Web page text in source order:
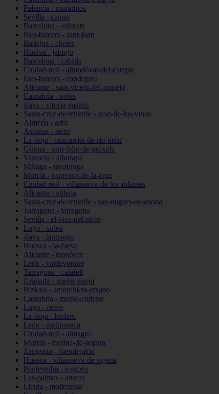
Palencia - moratinos
Sevilla - camas
Barcelona - subirats
Illes-balears - sant-joan
Badajoz - cheles
Huelva - jabugo
Barcelona - cabrils
Ciudad-real - almodóvar-del-campo
Illes-balears - capdepera
Alicante - sant-vicent-del-raspeig
Cantabria - potes
álava - vitoria-gasteiz
Santa-cruz-de-tenerife - icod-de-los-vinos
Almería - adra
Asturias - siero
La-rioja - cuzcurrita-de-río-tirón
Girona - sant-feliu-de-guíxols
Valencia - alboraya
Málaga - sayalonga
Murcia - caravaca-de-la-cruz
Ciudad-real - villanueva-de-los-infantes
Alicante - villena
Santa-cruz-de-tenerife - san-miguel-de-abona
Tarragona - tarragona
Sevilla - el-viso-del-alcor
Lugo - sober
álava - lantziego
Huesca - la-fueva
Alicante - monòver
León - valdevimbre
Tarragona - calafell
Granada - güejar-sierra
Bizkaia - amorebieta-etxano
Cantabria - medio-cudeyo
Lugo - cervo
La-rioja - lardero
León - molinaseca
Ciudad-real - almagro
Murcia - molina-de-segura
Zaragoza - fuendejalón
Huesca - villanueva-de-sigena
Pontevedra - o-grove
Las-palmas - arucas
Lleida - mollerussa